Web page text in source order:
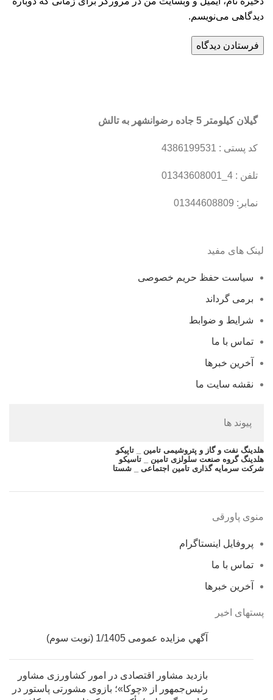
دیدگاهی می‌نویسم.
گیلان کیلومتر 5 جاده رضوانشهر به تالش
کد پستی : 4386199531
تلفن : 4_01343608001
نمابر: 01344608809
لینک های مفید
سیاست حفظ حریم خصوصی
برمی گرداند
شرایط و ضوابط
تماس با ما
آخرین خبرها
نقشه سایت ما
پیوند ها
هلدینگ نفت و گاز و پتروشیمی تامین _ تاپیکو
هلدینگ گروه صنعت سلولزی تامین _ تاسیکو
شرکت سرمایه گذاری تامین اجتماعی _ شستا
منوی پاورقی
پروفایل اینستاگرام
تماس با ما
آخرین خبرها
پستهای اخیر
آگهي مزایده عمومی 1/1405 (نوبت سوم)
بازدید مشاور اقتصادی در امور کشاورزی مشاور
رئیس‌جمهور از «چوکا»؛ بازوی مشورتی پاستور در